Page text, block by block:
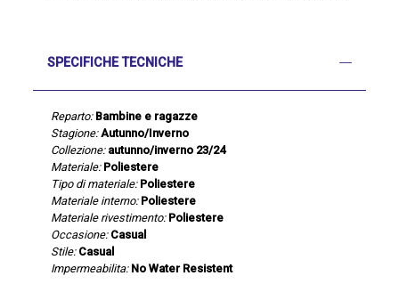
SPECIFICHE TECNICHE
Reparto: Bambine e ragazze
Stagione: Autunno/Inverno
Collezione: autunno/inverno 23/24
Materiale: Poliestere
Tipo di materiale: Poliestere
Materiale interno: Poliestere
Materiale rivestimento: Poliestere
Occasione: Casual
Stile: Casual
Impermeabilita: No Water Resistent